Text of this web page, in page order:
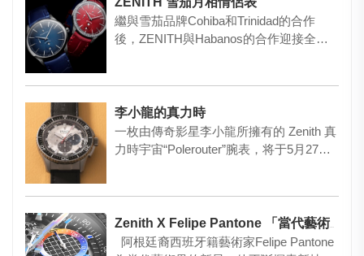
繼與雪茄品牌Cohiba和Trinidad的合作
後，ZENITH與Habanos的合作迎接全新
李小龍的真力時
一枚由傳奇影星李小龍所擁有的 Zenith 真
力時宇宙“Polerouter”腕表，将于5月27日
Zenith X Felipe Pantone 「當代藝術」手表
阿根廷裔西班牙籍藝術家Felipe Pantone